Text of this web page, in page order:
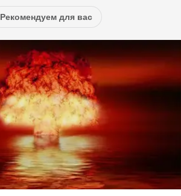
Рекомендуем для вас